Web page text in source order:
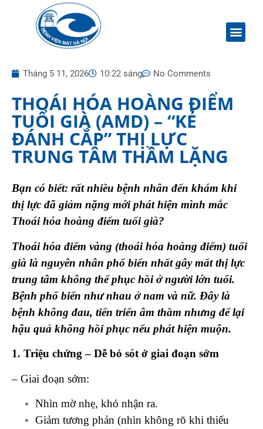
Tháng 5 11, 2026 10:22 sáng No Comments
THOÁI HÓA HOÀNG ĐIỂM
TUỔI GIÀ (AMD) – “KẺ
ĐÁNH CẮP” THỊ LỰC
TRUNG TÂM THẦM LẶNG
Bạn có biết: rất nhiều bệnh nhân đến khám khi
thị lực đã giảm nặng mới phát hiện mình mắc
Thoái hóa hoàng điểm tuổi già?
Thoái hóa điểm vàng (thoái hóa hoàng điểm) tuổi
già là nguyên nhân phổ biến nhất gây mất thị lực
trung tâm không thể phục hồi ở người lớn tuổi.
Bệnh phổ biến như nhau ở nam và nữ. Đây là
bệnh không đau, tiến triển âm thầm nhưng để lại
hậu quả không hồi phục nếu phát hiện muộn.
1. Triệu chứng – Dễ bỏ sót ở giai đoạn sớm
– Giai đoạn sớm:
Nhìn mờ nhẹ, khó nhận ra.
Giảm tương phản (nhìn không rõ khi thiếu